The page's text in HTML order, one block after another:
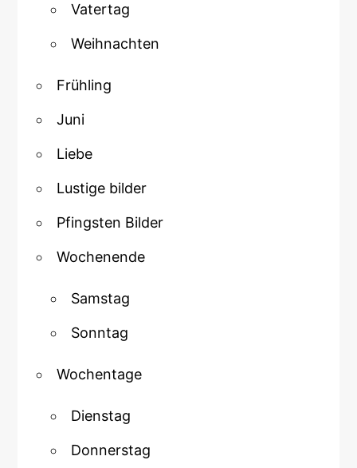
Vatertag
Weihnachten
Frühling
Juni
Liebe
Lustige bilder
Pfingsten Bilder
Wochenende
Samstag
Sonntag
Wochentage
Dienstag
Donnerstag